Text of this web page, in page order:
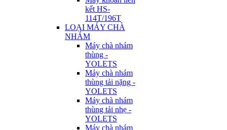
kết HS-
114T/196T
LOẠI MÁY CHÀ
NHÁM
Máy chà nhám
thùng -
YOLETS
Máy chà nhám
thùng tải nặng -
YOLETS
Máy chà nhám
thùng tải nhẹ -
YOLETS
Máy chà nhám